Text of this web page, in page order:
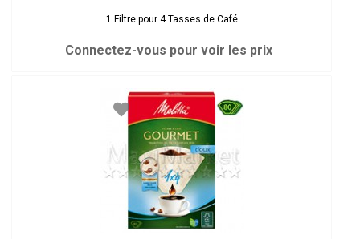
1 Filtre pour 4 Tasses de Café
Connectez-vous pour voir les prix